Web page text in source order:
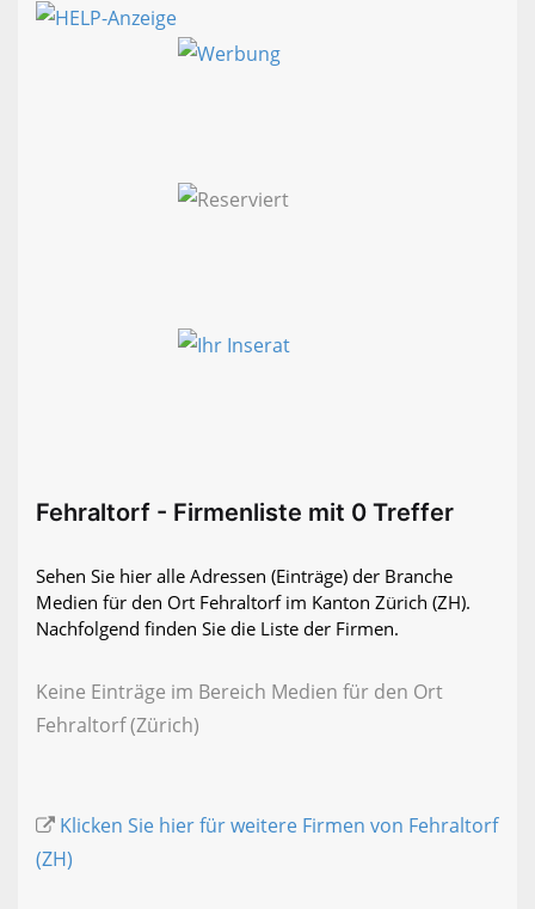
Fehraltorf - Firmenliste mit 0 Treffer
Sehen Sie hier alle Adressen (Einträge) der Branche
Medien für den Ort Fehraltorf im Kanton Zürich (ZH).
Nachfolgend finden Sie die Liste der Firmen.
Keine Einträge im Bereich Medien für den Ort
Fehraltorf (Zürich)
Klicken Sie hier für weitere Firmen von Fehraltorf
(ZH)